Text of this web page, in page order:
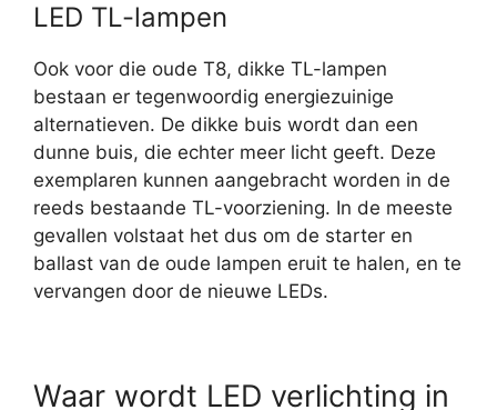
LED TL-lampen
Ook voor die oude T8, dikke TL-lampen
bestaan er tegenwoordig energiezuinige
alternatieven. De dikke buis wordt dan een
dunne buis, die echter meer licht geeft. Deze
exemplaren kunnen aangebracht worden in de
reeds bestaande TL-voorziening. In de meeste
gevallen volstaat het dus om de starter en
ballast van de oude lampen eruit te halen, en te
vervangen door de nieuwe LEDs.
Waar wordt LED verlichting in